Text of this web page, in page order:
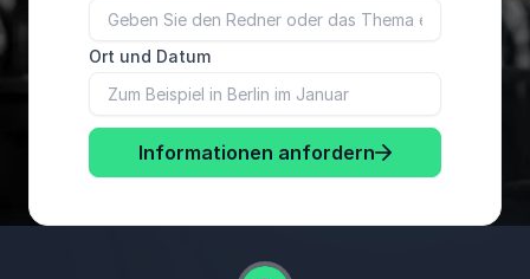
Ort und Datum
Informationen anfordern